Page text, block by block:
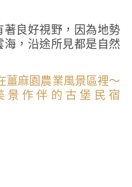
良好視野，因為地勢
，沿途所見都是自然